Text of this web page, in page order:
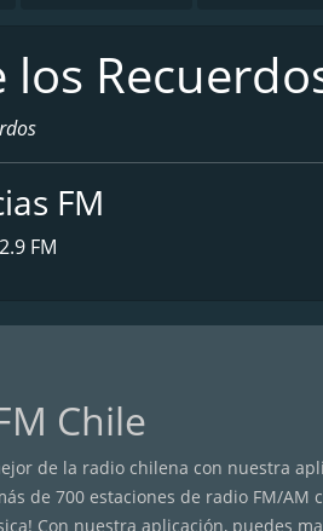
los
FM
FM
Chile
de la radio chilena con nuestra
de 700 estaciones de radio FM/
Con nuestra aplicación, puedes